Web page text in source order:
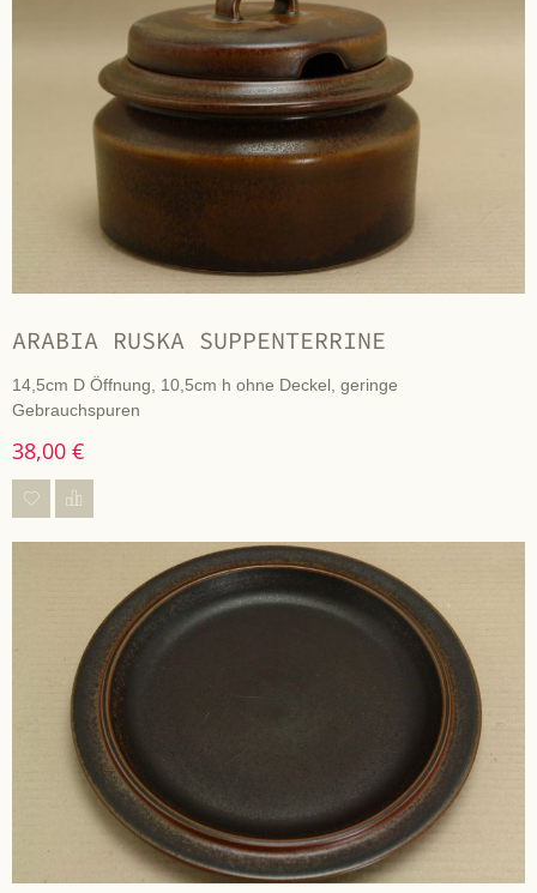
ARABIA RUSKA SUPPENTERRINE
14,5cm D Öffnung, 10,5cm h ohne Deckel, geringe
Gebrauchspuren
38,00 €